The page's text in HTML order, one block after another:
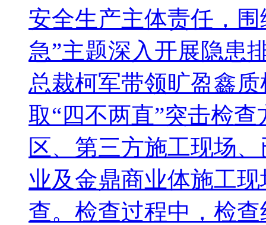
安全生产主体责任，
急”主题深入开展隐患
总裁柯军带领旷盈鑫
取“四不两直”突击检
区、第三方施工现场
业及金鼎商业体施工
查。检查过程中，检